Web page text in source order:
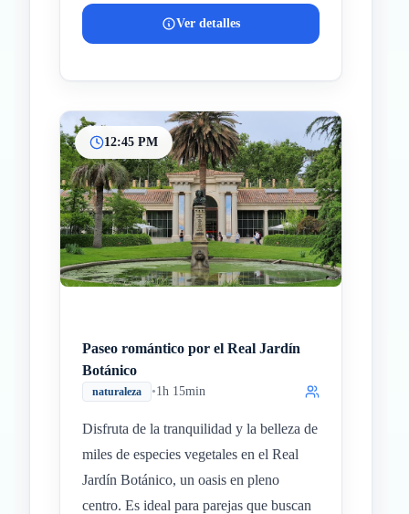
Ver detalles
12:45 PM
Paseo romántico por el Real Jardín
Botánico
naturaleza •1h 15min
Disfruta de la tranquilidad y la belleza de
miles de especies vegetales en el Real
Jardín Botánico, un oasis en pleno
centro. Es ideal para parejas que buscan